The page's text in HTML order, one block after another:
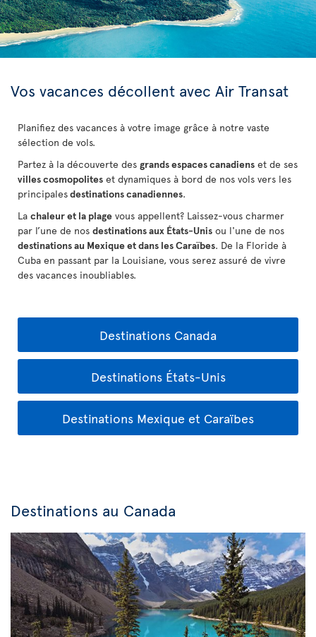
Vos vacances décollent avec Air Transat
Planifiez des vacances à votre image grâce à notre vaste
sélection de vols.
Partez à la découverte des grands espaces canadiens et de ses
villes cosmopolites et dynamiques à bord de nos vols vers les
principalesdestinations canadiennes.
La chaleur et la plage vous appellent? Laissez-vous charmer
par l’une de nos destinations aux États-Unis ou l'une de nos
destinations au Mexique et dans les Caraïbes. De la Floride à
Cuba en passant par la Louisiane, vous serez assuré de vivre
des vacances inoubliables.
Destinations Canada
Destinations États-Unis
Destinations Mexique et Caraïbes
Destinations au Canada